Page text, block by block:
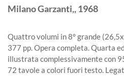
MilanoGarzanti,,1968
Quattro volumi in 8° grande
377 pp. Opera completa. Quarta
illustrata complessivamente con
72 tavole a colori fuori testo.